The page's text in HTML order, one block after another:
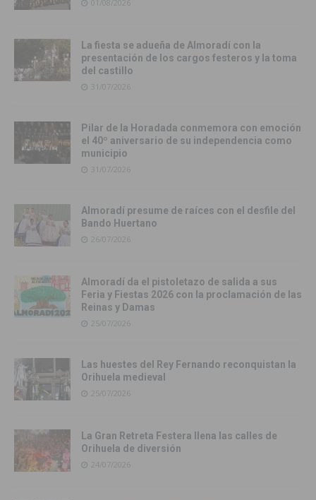
01/08/2026
La fiesta se adueña de Almoradí con la
presentación de los cargos festeros y la toma
del castillo
31/07/2026
Pilar de la Horadada conmemora con emoción
el 40º aniversario de su independencia como
municipio
31/07/2026
Almoradí presume de raíces con el desfile del
Bando Huertano
26/07/2026
Almoradí da el pistoletazo de salida a sus
Feria y Fiestas 2026 con la proclamación de las
Reinas y Damas
25/07/2026
Las huestes del Rey Fernando reconquistan la
Orihuela medieval
25/07/2026
La Gran Retreta Festera llena las calles de
Orihuela de diversión
24/07/2026